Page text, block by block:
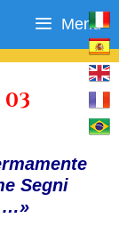
Menu
Segni
…»